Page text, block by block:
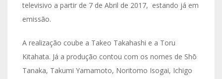
televisivo a partir de 7 de Abril de 2017, estando já em
emissão.
A realização coube a Takeo Takahashi e a Toru
Kitahata. Já a produção contou com os nomes de Shō
Tanaka, Takumi Yamamoto, Noritomo Isogai, Ichigo